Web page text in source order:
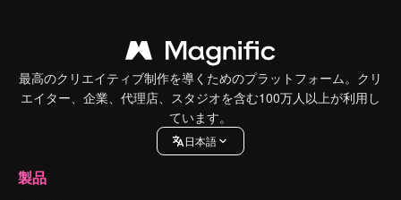
最高のクリエイティブ制作を導くためのプラットフォーム。クリ
エイター、企業、代理店、スタジオを含む100万人以上が利用し
ています。
日本語
製品